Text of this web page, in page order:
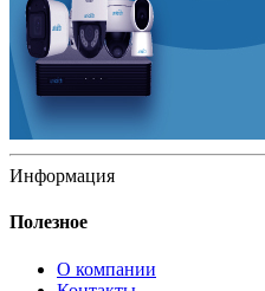
Информация
Полезное
О компании